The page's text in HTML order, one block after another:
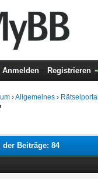
Anmelden Registrieren
›Allgemeines › Rätselportal
der Beiträge: 84